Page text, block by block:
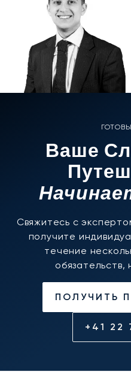
Ваше
Свяжитесь с
получите
течение
обязательств,
ПОЛУЧИТЬ
+41 22